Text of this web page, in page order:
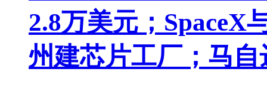
2.8万美元；SpaceX
州建芯片工厂；马